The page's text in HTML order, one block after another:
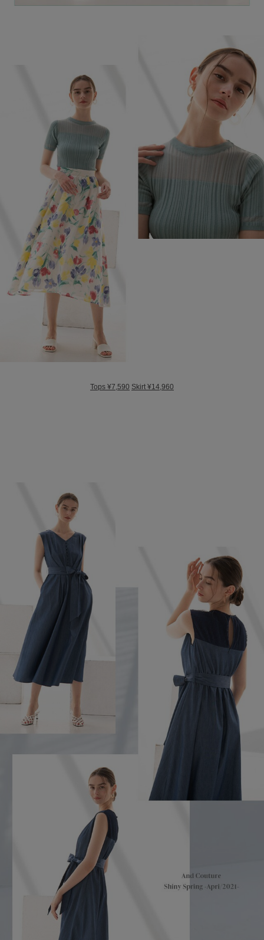
Tops ¥7,590 Skirt ¥14,960